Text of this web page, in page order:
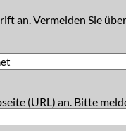
an. Vermeiden Sie
(URL) an. Bitte